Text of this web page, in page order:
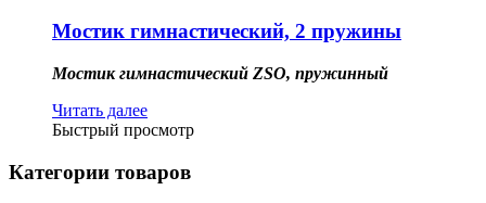
Мостик гимнастический, 2 пружины
Мостик гимнастический ZSO, пружинный
Читать далее
Быстрый просмотр
Категории товаров